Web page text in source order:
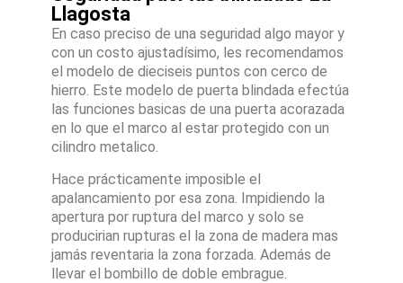
Llagosta
En caso preciso de una seguridad algo mayor y
con un costo ajustadísimo, les recomendamos
el modelo de dieciseis puntos con cerco de
hierro. Este modelo de puerta blindada efectúa
las funciones basicas de una puerta acorazada
en lo que el marco al estar protegido con un
cilindro metalico.
Hace prácticamente imposible el
apalancamiento por esa zona. Impidiendo la
apertura por ruptura del marco y solo se
producirian rupturas el la zona de madera mas
jamás reventaria la zona forzada. Además de
llevar el bombillo de doble embrague.